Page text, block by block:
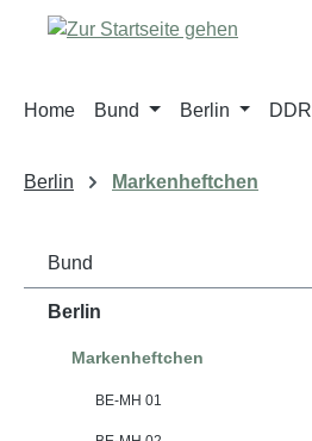
Hauptinhalt springen
Zur Suche springen
Zur Hauptnavigation springen
Home Bund Berlin DDR
Berlin Markenheftchen
Bund
Berlin
Markenheftchen
BE-MH 01